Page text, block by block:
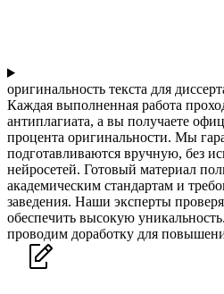
оригинальность текста для
Каждая выполненная работа
антиплагиата, а вы получаете
процента оригинальности. Мы
подготавливаются вручную, без
нейросетей. Готовый материал
академическим стандартам и
заведения. Наши эксперты
обеспечить высокую
проводим доработку для